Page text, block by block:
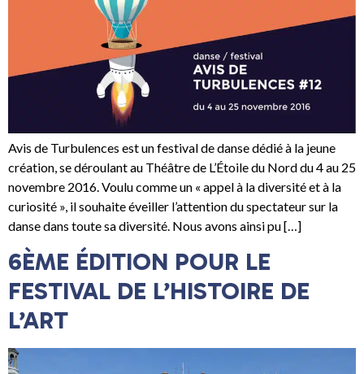
Avis de Turbulences est un festival de danse dédié à la jeune
création, se déroulant au Théâtre de L’Étoile du Nord du 4 au 25
novembre 2016. Voulu comme un « appel à la diversité et à la
curiosité », il souhaite éveiller l’attention du spectateur sur la
danse dans toute sa diversité. Nous avons ainsi pu […]
6ÈME ÉDITION POUR LE
FESTIVAL DE L’HISTOIRE DE
L’ART